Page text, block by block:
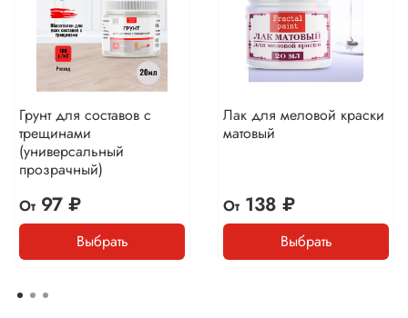
Грунт для составов с
трещинами
(универсальный
прозрачный)
От97 ₽
Выбрать
Лак для меловой краски
матовый
От138 ₽
Выбрать